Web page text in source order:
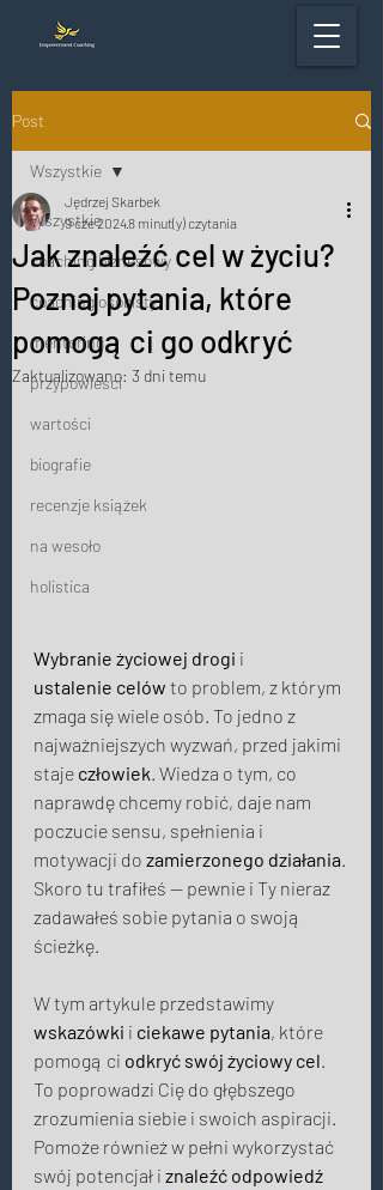
Post
Wszystkie
coaching biznesowy
coaching osobisty
mentoring
przypowieści
wartości
biografie
recenzje książek
na wesoło
holistica
Wszystkie
Jak znaleźć cel w życiu?
Poznaj pytania, które
pomogą ci go odkryć
Jędrzej Skarbek
9 cze 20248 minut(y) czytania
Zaktualizowano: 3 dni temu
Wybranie życiowej drogi i
ustalenie celów to problem, z którym
zmaga się wiele osób. To jedno z
najważniejszych wyzwań, przed jakimi
staje człowiek. Wiedza o tym, co
naprawdę chcemy robić, daje nam
poczucie sensu, spełnienia i
motywacji do zamierzonego działania.
Skoro tu trafiłeś — pewnie i Ty nieraz
zadawałeś sobie pytania o swoją
ścieżkę.
W tym artykule przedstawimy
wskazówki i ciekawe pytania, które
pomogą ci odkryć swój życiowy cel.
To poprowadzi Cię do głębszego
zrozumienia siebie i swoich aspiracji.
Pomoże również w pełni wykorzystać
swój potencjał i znaleźć odpowiedź